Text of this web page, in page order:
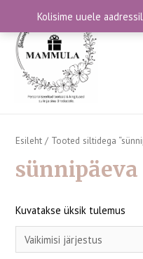
Kolisime uuele
Esileht / Tooted siltidega
Kuvatakse üksik tulemus